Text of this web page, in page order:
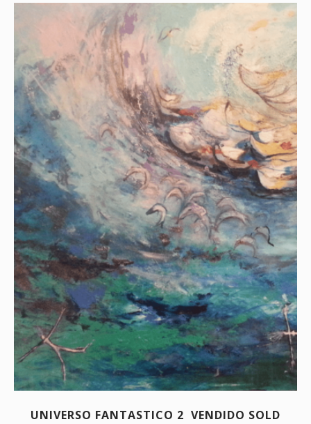
SHOW DETAILS
UNIVERSO FANTASTICO 2 VENDIDO SOLD